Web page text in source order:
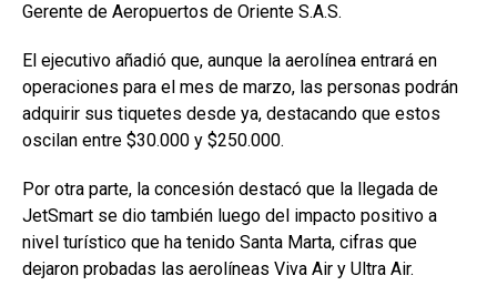
Gerente de Aeropuertos de Oriente S.A.S.
El ejecutivo añadió que, aunque la aerolínea entrará en
operaciones para el mes de marzo, las personas podrán
adquirir sus tiquetes desde ya, destacando que estos
oscilan entre $30.000 y $250.000.
Por otra parte, la concesión destacó que la llegada de
JetSmart se dio también luego del impacto positivo a
nivel turístico que ha tenido Santa Marta, cifras que
dejaron probadas las aerolíneas Viva Air y Ultra Air.